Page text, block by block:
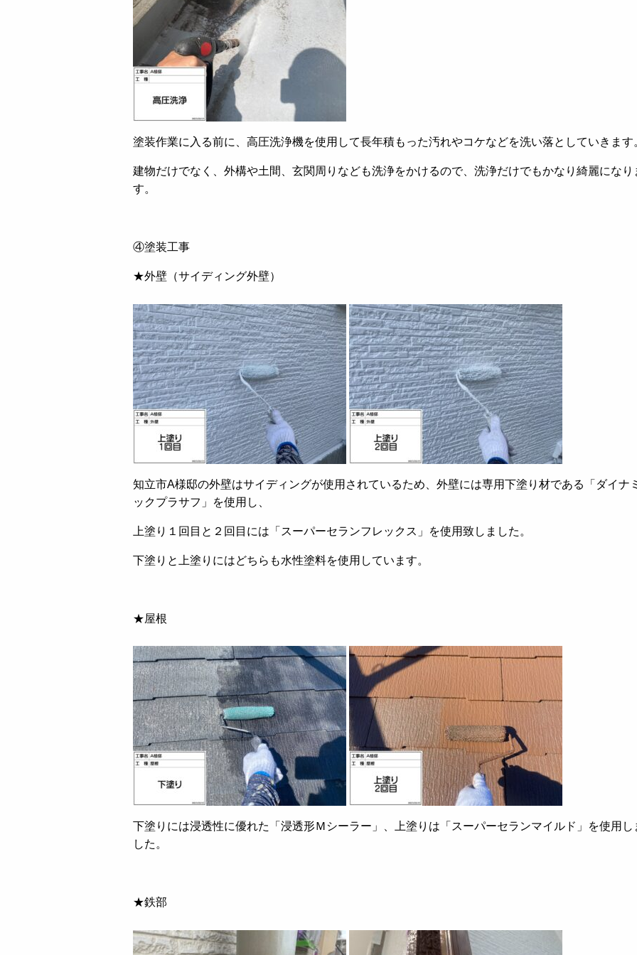
塗装作業に入る前に、高圧洗浄機を使用して長年積もった汚れやコケなどを洗い落としていきます
建物だけでなく、外構や土間、玄関周りなども洗浄をかけるので、洗浄だけでもかなり綺麗になり
す。
④塗装工事
★外壁（サイディング外壁）
知立市A様邸の外壁はサイディングが使用されているため、外壁には専用下塗り材である「ダイナ
ックプラサフ」を使用し、
上塗り１回目と２回目には「スーパーセランフレックス」を使用致しました。
下塗りと上塗りにはどちらも水性塗料を使用しています。
★屋根
下塗りには浸透性に優れた「浸透形Ｍシーラー」、上塗りは「スーパーセランマイルド」を使用し
した。
★鉄部